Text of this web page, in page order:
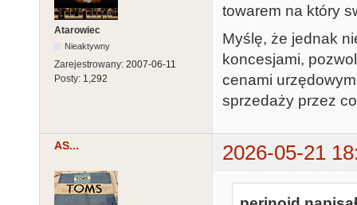
Atarowiec
Nieaktywny
Zarejestrowany: 2007-06-11
Posty: 1,292
towarem na który
Myślę, że jednak
koncesjami,
cenami
sprzedaży przez
AS... 2026-05-21